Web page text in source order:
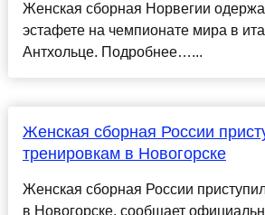
Женская сборная Норвегии
эстафете на чемпионате мира в
Антхольце. Подробнее…...
Женская сборная России
тренировкам в Новогорске
Женская сборная России
в Новогорске, сообщает